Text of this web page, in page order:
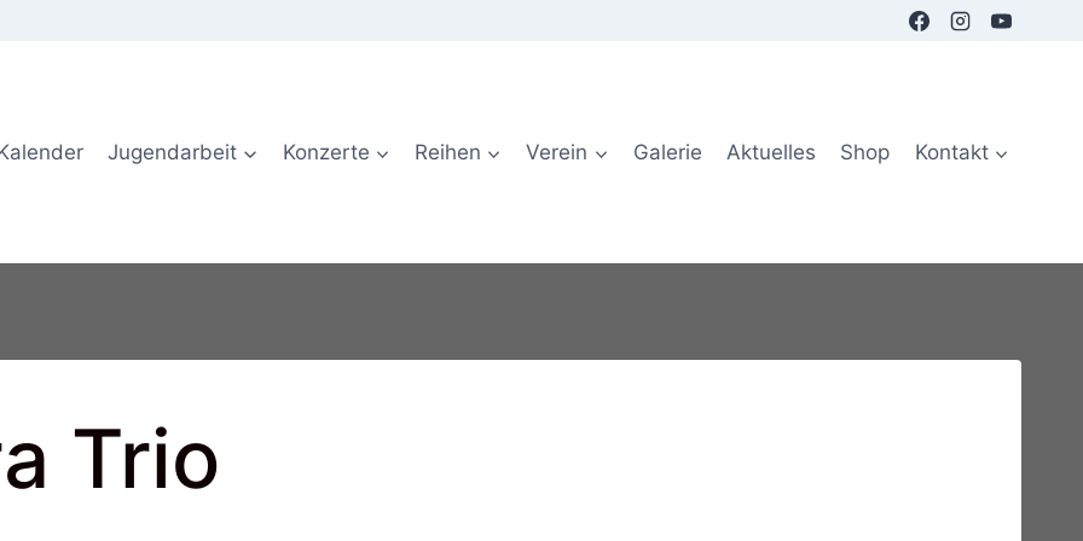
Jugendarbeit Konzerte Reihen Verein Galerie Aktuelles Shop Kontakt
Trio